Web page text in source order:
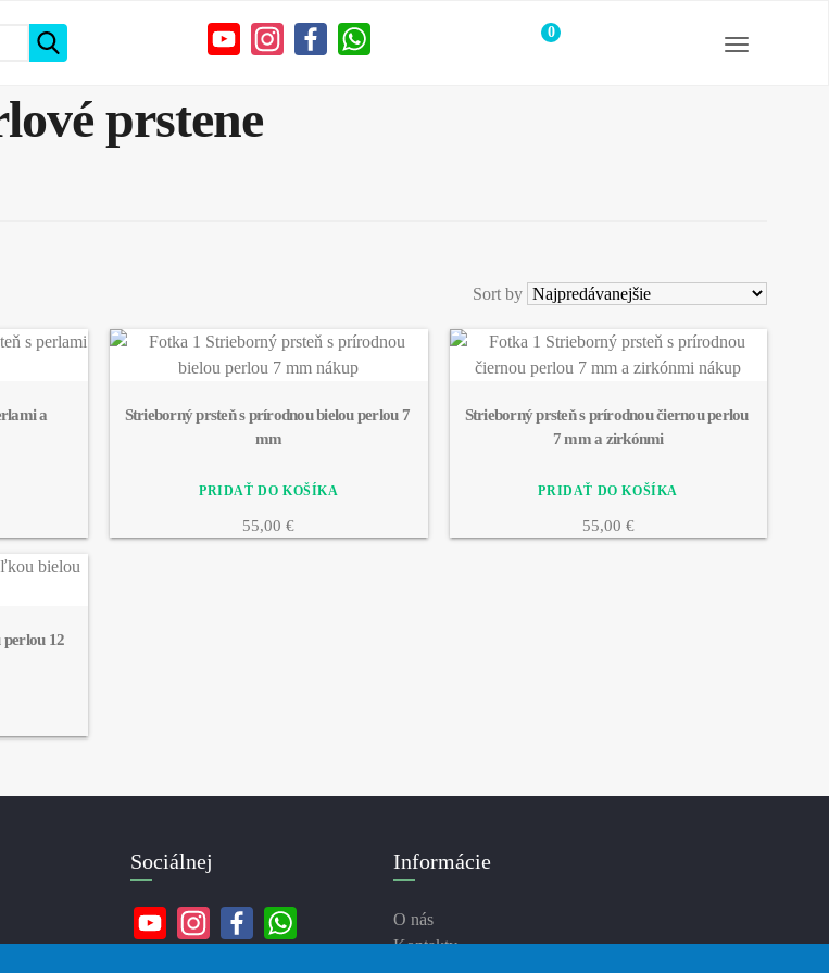
0
prstene
Sort by
a
Strieborný prsteň s prírodnou bielou perlou 7
mm
55,00 €
Strieborný prsteň s prírodnou čiernou perlou
7 mm a zirkónmi
55,00 €
perlou 12
Sociálnej Informácie
O nás
Kontakty